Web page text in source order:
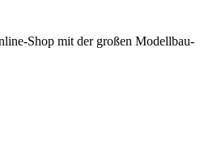
Shop mit der großen Modellbau-